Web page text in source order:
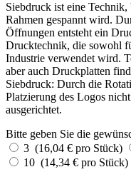
Siebdruck ist eine
Rahmen gespannt wird.
Öffnungen entsteht ein
Drucktechnik, die sowohl
Industrie verwendet wird.
aber auch Druckplatten
Siebdruck: Durch die
Platzierung des Logos
ausgerichtet.
Bitte geben Sie die
3 (16,04 € pro Stück)
10 (14,34 € pro Stück)